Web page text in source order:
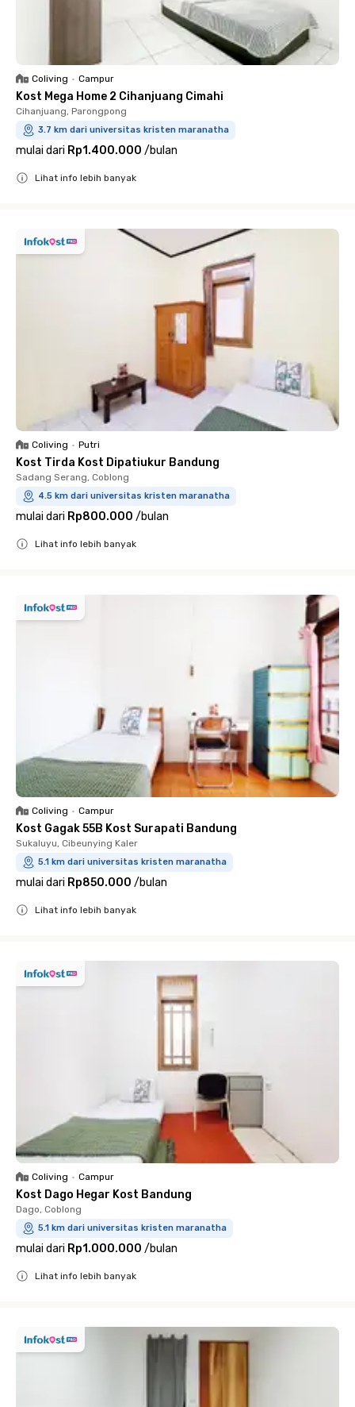
Coliving • Campur
Kost Mega Home 2 Cihanjuang Cimahi
Cihanjuang, Parongpong
3.7 km dari universitas kristen maranatha
mulai dari Rp1.400.000 /bulan
Lihat info lebih banyak
Coliving • Putri
Kost Tirda Kost Dipatiukur Bandung
Sadang Serang, Coblong
4.5 km dari universitas kristen maranatha
mulai dari Rp800.000 /bulan
Lihat info lebih banyak
Coliving • Campur
Kost Gagak 55B Kost Surapati Bandung
Sukaluyu, Cibeunying Kaler
5.1 km dari universitas kristen maranatha
mulai dari Rp850.000 /bulan
Lihat info lebih banyak
Coliving • Campur
Kost Dago Hegar Kost Bandung
Dago, Coblong
5.1 km dari universitas kristen maranatha
mulai dari Rp1.000.000 /bulan
Lihat info lebih banyak